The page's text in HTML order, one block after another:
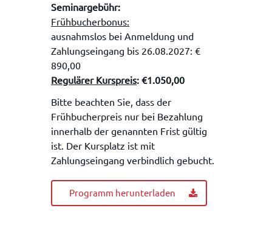
Seminargebühr:
Frühbucherbonus:
ausnahmslos bei Anmeldung und
Zahlungseingang bis 26.08.2027: €
890,00
Regulärer Kurspreis: €1.050,00
Bitte beachten Sie, dass der
Frühbucherpreis nur bei Bezahlung
innerhalb der genannten Frist gültig
ist. Der Kursplatz ist mit
Zahlungseingang verbindlich gebucht.
Programm herunterladen